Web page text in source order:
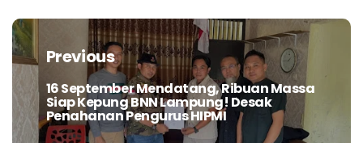
Navigasi
posPrevious
Previous
post:
16 September Mendatang, Ribuan Massa
Siap Kepung BNN Lampung! Desak
Penahanan Pengurus HIPMI